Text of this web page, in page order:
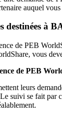
auquel
destinées à
de PEB
vous
de PEB
leurs
Le suivi se fait par